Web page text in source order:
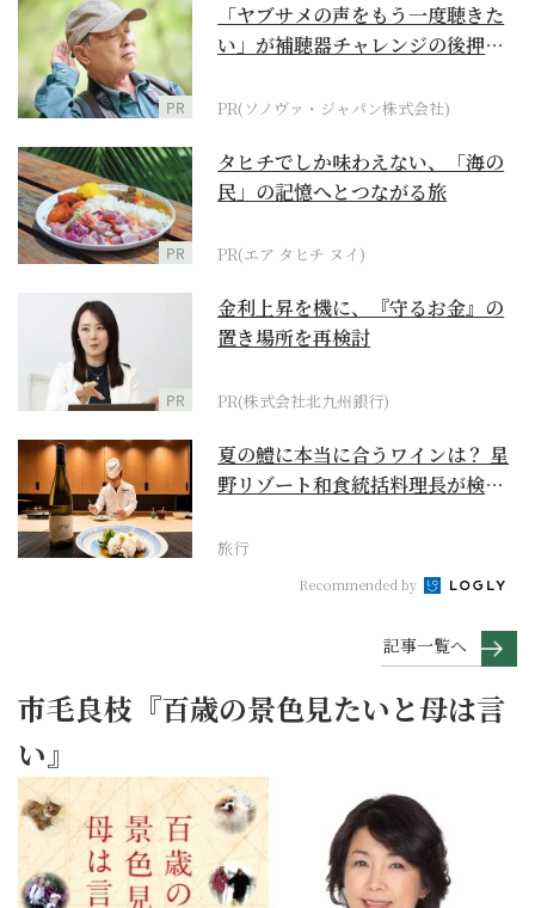
PR
「ヤブサメの声をもう一度聴きた
い」が補聴器チャレンジの後押し
PR(ソノヴァ・ジャパン株式会社)
PR
タヒチでしか味わえない、「海の
民」の記憶へとつながる旅
PR(エア タヒチ ヌイ)
PR
金利上昇を機に、『守るお金』の
置き場所を再検討
PR(株式会社北九州銀行)
夏の鱧に本当に合うワインは？ 星
野リゾート和食統括料理長が検証
旅行
Recommended by
記事一覧へ
市毛良枝『百歳の景色見たいと母は言
い』